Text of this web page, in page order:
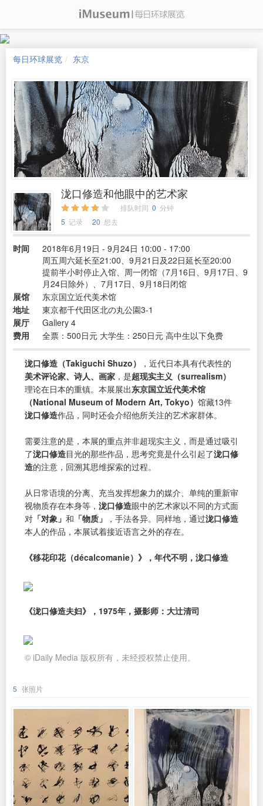
每日环球展览 东京
泷口修造和他眼中的艺术家
排队时间 0 分钟
5 记录 20 想去
时间
2018年6月19日 - 9月24日 10:00 - 17:00
周五周六延长至21:00、9月21日及22日延长至20:00
提前半小时停止入馆、周一闭馆（7月16日、9月17日、9
月24日除外）、7月17日、9月18日闭馆
展馆
东京国立近代美术馆
地址
東京都千代田区北の丸公園3-1
展厅
Gallery 4
费用
全票：500日元 大学生：250日元 高中生以下免费
泷口修造（Takiguchi Shuzo）
，近代日本具有代表性的
美术评论家、诗人、画家 ，是超现实主义（surrealism）
理论在日本的重镇。本展展出东京国立近代美术馆
（National Museum of Modern Art, Tokyo） 馆藏13件
泷口修造作品，同时还会介绍他所关注的艺术家群体。
需要注意的是，本展的重点并非超现实主义，而是通过吸引
了泷口修造目光的那些作品，思考究竟是什么引起了泷口修
造的注意，回溯其思维探索的过程。
从日常语境的分离、充当发挥想象力的媒介、单纯的重新审
视物质存在本身等， 泷口修造眼中的艺术家以不同的方式面
对 「对象」 和 「物质」 ，手法各异。同样地，通过泷口修造
本人的作品，本展试着接近语言之外的存在。
《移花印花（décalcomanie）》，年代不明，泷口修造
《泷口修造夫妇》，1975年，摄影师：大辻清司
© iDaily Media 版权所有，未经授权禁止使用。
5 张照片